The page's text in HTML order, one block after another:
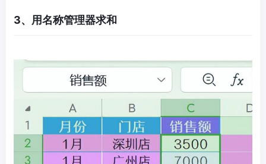
3、用名称管理器求和